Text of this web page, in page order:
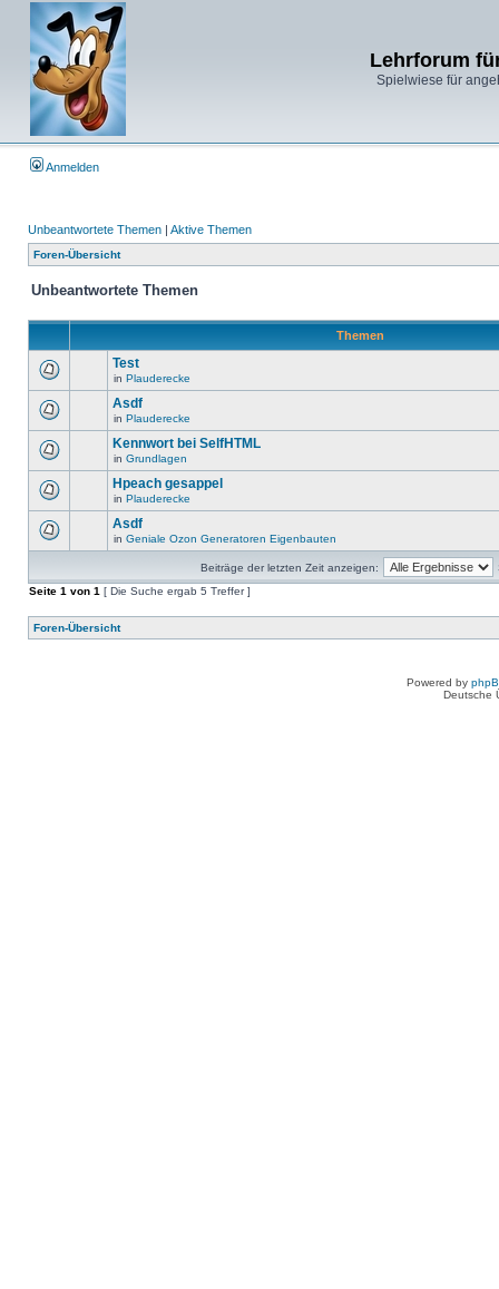
Lehrforum
Spielwiese für
Anmelden
Unbeantwortete Themen | Aktive Themen
Foren-Übersicht
Unbeantwortete Themen
Themen
Test
in Plauderecke
Asdf
in Plauderecke
Kennwort bei SelfHTML
in Grundlagen
Hpeach gesappel
in Plauderecke
Asdf
in Geniale Ozon Generatoren Eigenbauten
Beiträge der letzten Zeit anzeigen:
Seite 1 von 1 [ Die Suche ergab 5 Treffer ]
Foren-Übersicht
Powered by
Deutsche